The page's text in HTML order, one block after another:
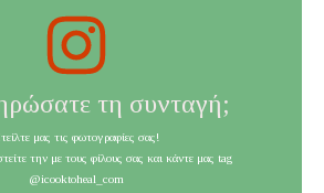
τη συνταγή;
μας τις φωτογραφίες σας!
την με τους φίλους σας και κάντε μας tag
@icooktoheal_com